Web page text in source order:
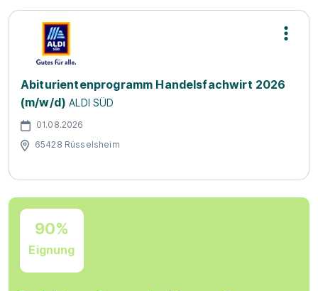
Abiturientenprogramm Handelsfachwirt 2026
(m/w/d) ALDI SÜD
01.08.2026
65428 Rüsselsheim
90%
Eignung